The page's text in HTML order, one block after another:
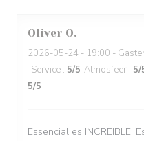
Oliver O
2026-05-24 - 19:00 -
Service : 5/5 Atmosfeer : 5/
5/5
Essencial es INCREIBLE.